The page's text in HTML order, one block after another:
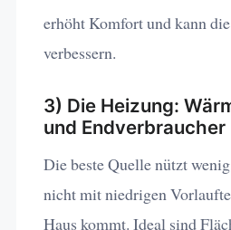
erhöht Komfort und kann
verbessern.
3) Die Heizung:
und Endverbraucher
Die beste Quelle nützt
nicht mit niedrigen
Haus kommt. Ideal sind